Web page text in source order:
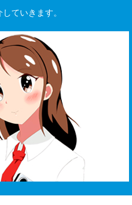
ていきます。